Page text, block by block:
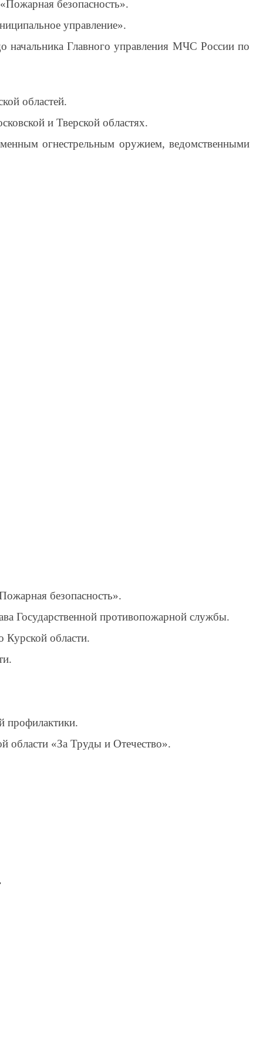
безопасность».
управление».
начальника Главного управления МЧС России по
областей.
и Тверской областях.
огнестрельным оружием, ведомственными
безопасность».
Государственной противопожарной службы.
области.
профилактики.
«За Труды и Отечество».